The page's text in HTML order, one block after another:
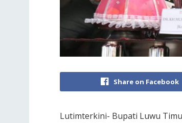
Share on Facebook
Lutimterkini- Bupati Luwu